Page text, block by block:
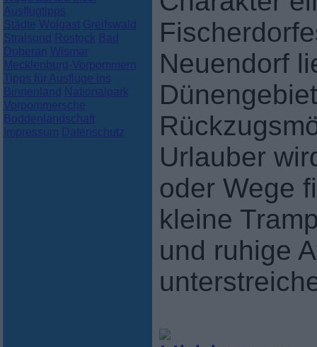
Neuendorf
Urlauber
oder Wege
kleine
und ruhige
Ausflugtipps
Städte Wolgast Greifswald
Stralsund Rostock Bad
Doberan Wismar
Mecklenburg-Vorpommern
Tipps für Ausflüge ins
Binnenland Nationalpark
Vorpommersche
Boddenlandschaft
Impressum Datenschutz